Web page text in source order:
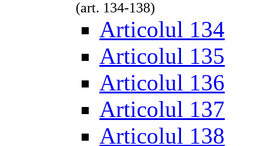
(art. 134-138)
Articolul 134
Articolul 135
Articolul 136
Articolul 137
Articolul 138